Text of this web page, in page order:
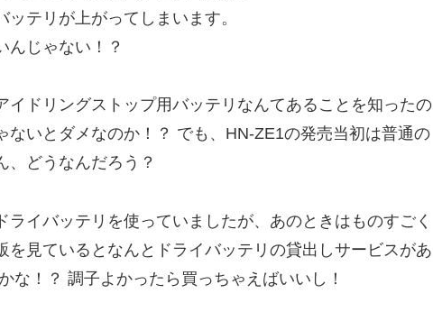
テリが上がってしまいます。
んじゃない！？
イドリングストップ用バッテリなんてあることを知ったの
ないとダメなのか！？ でも、HN-ZE1の発売当初は普通の
、どうなんだろう？
イバッテリを使っていましたが、あのときはものすごく
見ているとなんとドライバッテリの貸出しサービスがあ
な！？ 調子よかったら買っちゃえばいいし！